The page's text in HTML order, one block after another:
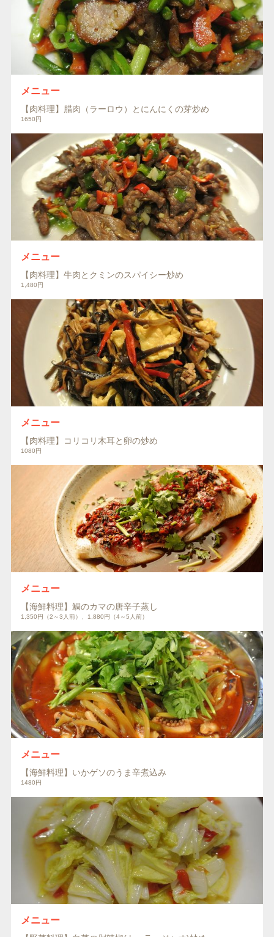
メニュー
【肉料理】腊肉（ラーロウ）とにんにくの芽炒め
1650円
メニュー
【肉料理】牛肉とクミンのスパイシー炒め
1,480円
メニュー
【肉料理】コリコリ木耳と卵の炒め
1080円
メニュー
【海鮮料理】鯛のカマの唐辛子蒸し
1,350円（2～3人前）、1,880円（4～5人前）
メニュー
【海鮮料理】いかゲソのうま辛煮込み
1480円
メニュー